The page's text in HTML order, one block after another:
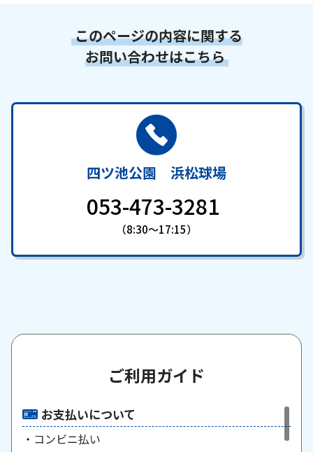
このページの内容に関する
お問い合わせはこちら
四ツ池公園 浜松球場
053-473-3281
（8:30～17:15）
ご利用ガイド
お支払いについて
・コンビニ払い